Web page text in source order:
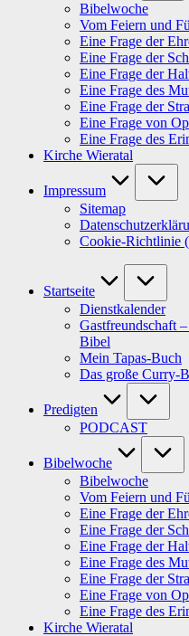
Bibelwoche
Vom Feiern und
Eine Frage der
Eine Frage der
Eine Frage der
Eine Frage des
Eine Frage der
Eine Frage von
Eine Frage des
Kirche Wieratal
Impressum
Sitemap
Cookie-Richtlinie
Startseite
Dienstkalender
Gastfreundschaft
Bibel
Mein Tapas-Buch
Das große Curry-
Predigten
PODCAST
Bibelwoche
Bibelwoche
Vom Feiern und
Eine Frage der
Eine Frage der
Eine Frage der
Eine Frage des
Eine Frage der
Eine Frage von
Eine Frage des
Kirche Wieratal